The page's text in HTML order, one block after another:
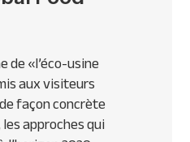
de «l’éco-usine
aux visiteurs
façon concrète
approches qui